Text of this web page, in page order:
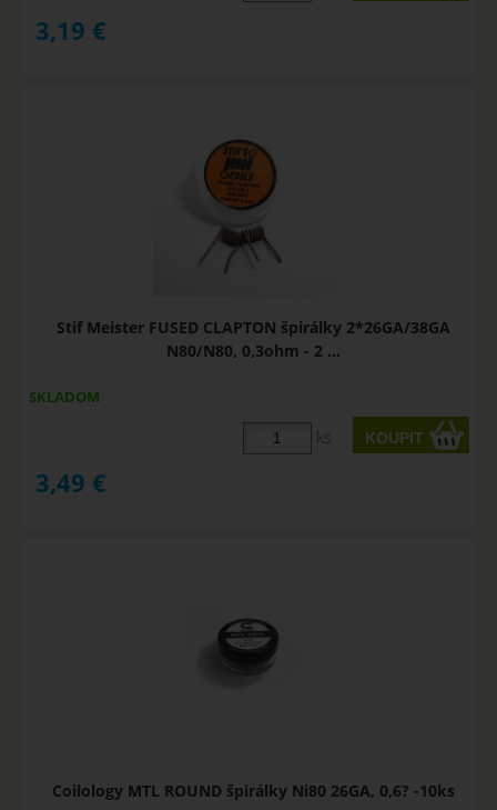
3,19 €
Stif Meister FUSED CLAPTON špirálky 2*26GA/38GA
N80/N80, 0,3ohm - 2 ...
SKLADOM
ks
3,49 €
Coilology MTL ROUND špirálky Ni80 26GA, 0,6? -10ks